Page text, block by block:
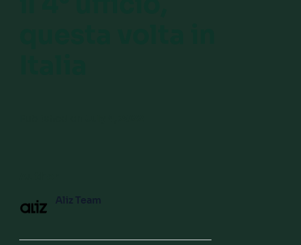
Aliz Team